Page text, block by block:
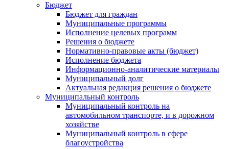
Бюджет
Бюджет для граждан
Муниципальные программы
Исполнение целевых программ
Решения о бюджете
Нормативно-правовые акты (бюджет)
Исполнение бюджета
Информационно-аналитические материалы
Муниципальный долг
Актуальная редакция решения о бюджете
Муниципальный контроль
Муниципальный контроль на
автомобильном транспорте, и в дорожном
хозяйстве
Муниципальный контроль в сфере
благоустройства